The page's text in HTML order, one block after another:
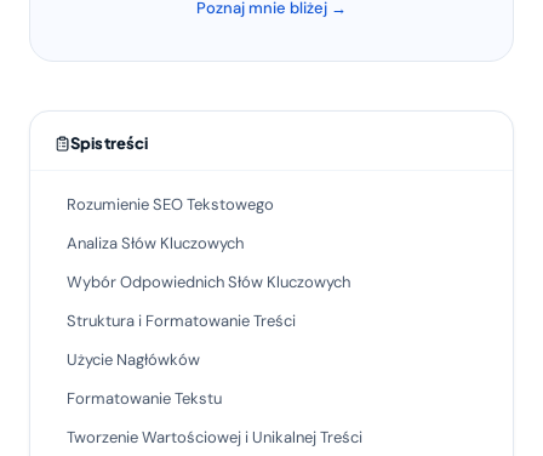
Poznaj mnie bliżej →
Spis treści
Rozumienie SEO Tekstowego
Analiza Słów Kluczowych
Wybór Odpowiednich Słów Kluczowych
Struktura i Formatowanie Treści
Użycie Nagłówków
Formatowanie Tekstu
Tworzenie Wartościowej i Unikalnej Treści